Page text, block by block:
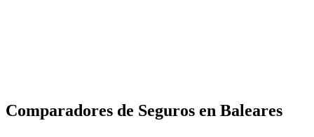
Comparadores de Seguros en Baleares